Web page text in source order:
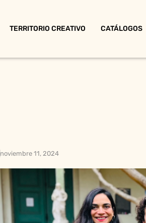
TERRITORIO CREATIVO CATÁLOGOS
noviembre 11, 2024